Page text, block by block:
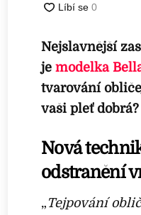
Nejslavnější
jemodelka
tvarování
vaši pleť dobrá?
Nová
odstranění
„ Tejpování